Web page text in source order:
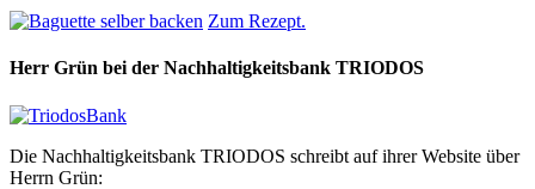
Zum Rezept.
Herr Grün bei der Nachhaltigkeitsbank TRIODOS
Die Nachhaltigkeitsbank TRIODOS schreibt auf ihrer Website über
Herrn Grün: